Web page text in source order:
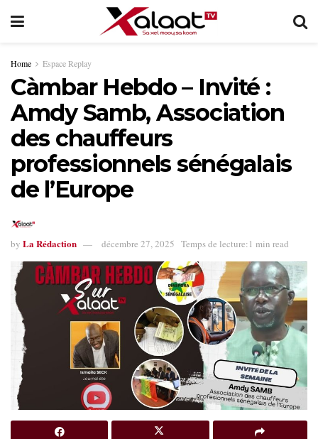
Home Espace Replay
Càmbar Hebdo – Invité :
Amdy Samb, Association
des chauffeurs
professionnels sénégalais
de l’Europe
by La Rédaction décembre 27, 2025 Temps de lecture:1 min read